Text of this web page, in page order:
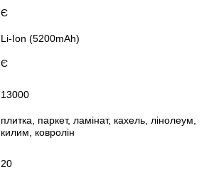
Є
Li-Ion (5200mAh)
Є
13000
плитка, паркет, ламінат, кахель, лінолеум,
килим, ковролін
20